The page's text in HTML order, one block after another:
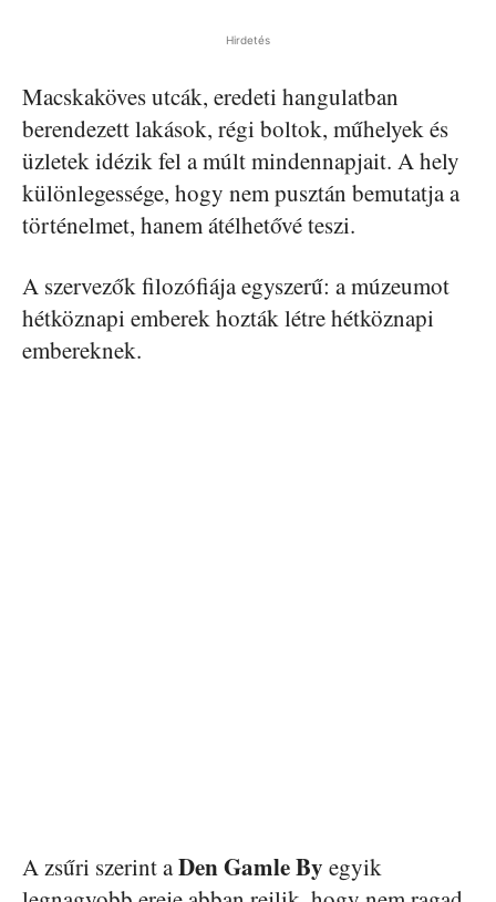
Hirdetés
Macskaköves utcák, eredeti hangulatban
berendezett lakások, régi boltok, műhelyek és
üzletek idézik fel a múlt mindennapjait. A hely
különlegessége, hogy nem pusztán bemutatja a
történelmet, hanem átélhetővé teszi.
A szervezők filozófiája egyszerű: a múzeumot
hétköznapi emberek hozták létre hétköznapi
embereknek.
A zsűri szerint aDen Gamle By egyik